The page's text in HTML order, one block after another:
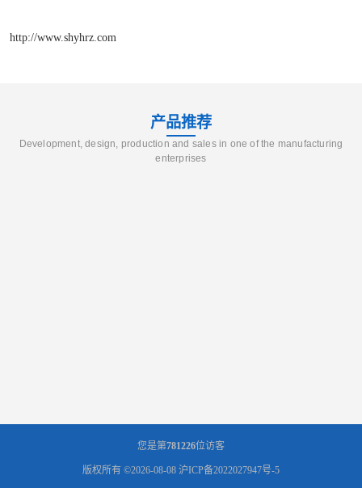
http://www.shyhrz.com
产品推荐
Development, design, production and sales in one of the manufacturing
enterprises
您是第781226位访客
版权所有 ©2026-08-08 沪ICP备2022027947号-5